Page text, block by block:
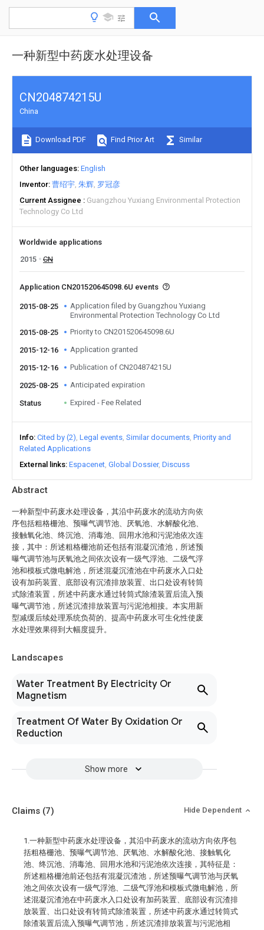
一种新型中药废水处理设备
Abstract
一种新型中药废水处理设备，其沿中药废水的流动方向依
序包括粗格栅池、预曝气调节池、厌氧池、水解酸化池、
接触氧化池、终沉池、消毒池、回用水池和污泥池依次连
接，其中：所述粗格栅池前还包括有混凝沉渣池，所述预
曝气调节池与厌氧池之间依次设有一级气浮池、二级气浮
池和模板式微电解池，所述混凝沉渣池在中药废水入口处
设有加药装置、底部设有沉渣排放装置、出口处设有转筒
式除渣装置，所述中药废水通过转筒式除渣装置后流入预
曝气调节池，所述沉渣排放装置与污泥池相接。本实用新
型减缓后续处理系统负荷的、提高中药废水可生化性使废
水处理效果得到大幅度提升。
Landscapes
Water Treatment By Electricity Or
Magnetism
Treatment Of Water By Oxidation Or
Reduction
Show more
CN204874215U
China
Download PDF Find Prior Art Similar
Other languages English
Inventor 曹绍宇 朱辉 罗冠彦
Current Assignee
Guangzhou Yuxiang Environmental Protection
Technology Co Ltd
Worldwide applications
2015
CN
Application CN201520645098.6U events
2015-08-25
Application filed by Guangzhou Yuxiang
Environmental Protection Technology Co Ltd
2015-08-25
Priority to CN201520645098.6U
2015-12-16 Application granted
2015-12-16 Publication of CN204874215U
2025-08-25 Anticipated expiration
Status Expired - Fee Related
Info Cited by (2) Legal events Similar documents Priority and
Related Applications
External links Espacenet Global Dossier Discuss
Claims (7) Hide Dependent
1.一种新型中药废水处理设备，其沿中药废水的流动方向依序包
括粗格栅池、预曝气调节池、厌氧池、水解酸化池、接触氧化
池、终沉池、消毒池、回用水池和污泥池依次连接，其特征是：
所述粗格栅池前还包括有混凝沉渣池，所述预曝气调节池与厌氧
池之间依次设有一级气浮池、二级气浮池和模板式微电解池，所
述混凝沉渣池在中药废水入口处设有加药装置、底部设有沉渣排
放装置、出口处设有转筒式除渣装置，所述中药废水通过转筒式
除渣装置后流入预曝气调节池，所述沉渣排放装置与污泥池相